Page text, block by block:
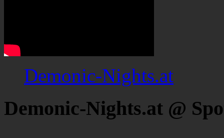
Demonic-Nights.at
Demonic-Nights.at @